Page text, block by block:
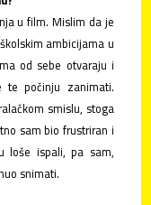
u film. Mislim da je
ambicijama u
od sebe otvaraju i
te počinju zanimati.
smislu, stoga
sam bio frustriran i
loše ispali, pa sam,
snimati.